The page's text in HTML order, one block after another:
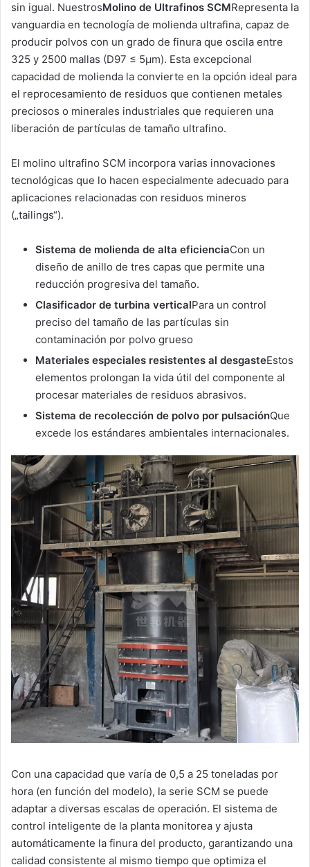
sin igual. NuestrosMolino de Ultrafinos SCMRepresenta la
vanguardia en tecnología de molienda ultrafina, capaz de
producir polvos con un grado de finura que oscila entre
325 y 2500 mallas (D97 ≤ 5μm). Esta excepcional
capacidad de molienda la convierte en la opción ideal para
el reprocesamiento de residuos que contienen metales
preciosos o minerales industriales que requieren una
liberación de partículas de tamaño ultrafino.
El molino ultrafino SCM incorpora varias innovaciones
tecnológicas que lo hacen especialmente adecuado para
aplicaciones relacionadas con residuos mineros
(„tailings“).
Sistema de molienda de alta eficienciaCon un
diseño de anillo de tres capas que permite una
reducción progresiva del tamaño.
Clasificador de turbina verticalPara un control
preciso del tamaño de las partículas sin
contaminación por polvo grueso
Materiales especiales resistentes al desgasteEstos
elementos prolongan la vida útil del componente al
procesar materiales de residuos abrasivos.
Sistema de recolección de polvo por pulsaciónQue
excede los estándares ambientales internacionales.
Con una capacidad que varía de 0,5 a 25 toneladas por
hora (en función del modelo), la serie SCM se puede
adaptar a diversas escalas de operación. El sistema de
control inteligente de la planta monitorea y ajusta
automáticamente la finura del producto, garantizando una
calidad consistente al mismo tiempo que optimiza el